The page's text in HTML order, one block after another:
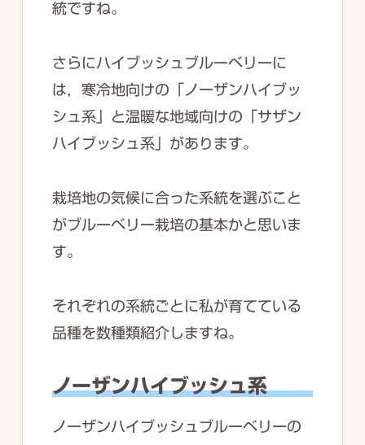
統ですね。
さらにハイブッシュブルーベリーに
は，寒冷地向けの「ノーザンハイブッ
シュ系」と温暖な地域向けの「サザン
ハイブッシュ系」があります。
栽培地の気候に合った系統を選ぶこと
がブルーベリー栽培の基本かと思いま
す。
それぞれの系統ごとに私が育てている
品種を数種類紹介しますね。
ノーザンハイブッシュ系
ノーザンハイブッシュブルーベリーの